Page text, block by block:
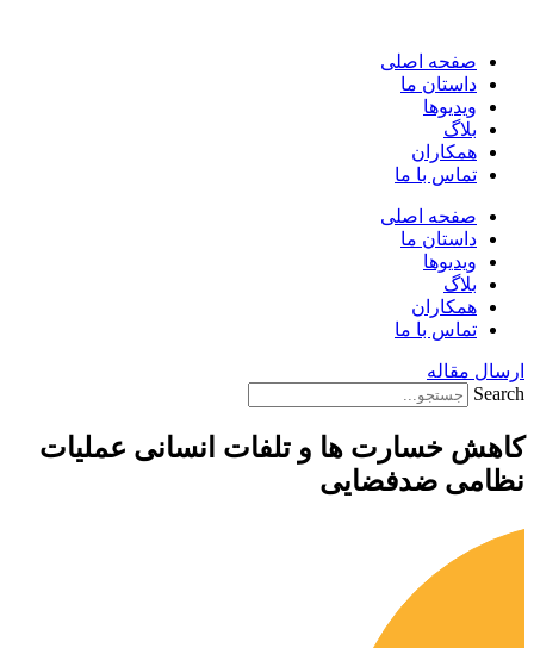
محتوا
صفحه اصلی
داستان ما
ویدیوها
بلاگ
همکاران
تماس با ما
صفحه اصلی
داستان ما
ویدیوها
بلاگ
همکاران
تماس با ما
ارسال مقاله
Search
کاهش خسارت ها و تلفات انسانی عملیات
نظامی ضدفضایی